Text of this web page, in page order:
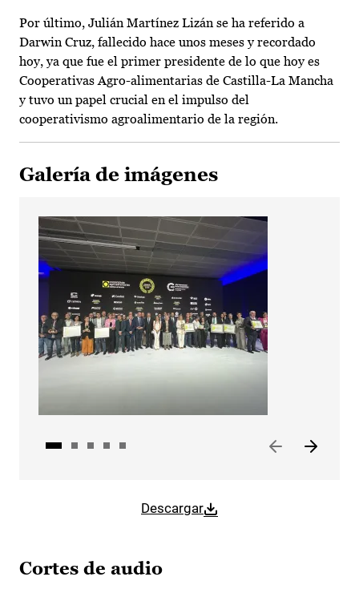
Por último, Julián Martínez Lizán se ha referido a
Darwin Cruz, fallecido hace unos meses y recordado
hoy, ya que fue el primer presidente de lo que hoy es
Cooperativas Agro-alimentarias de Castilla-La Mancha
y tuvo un papel crucial en el impulso del
cooperativismo agroalimentario de la región.
Galería de imágenes
Descargar
Cortes de audio